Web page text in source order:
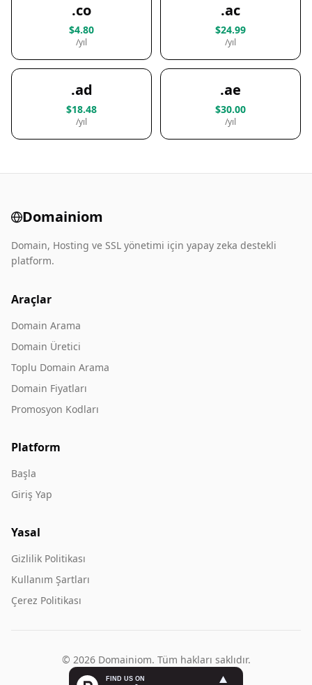
.co
$4.80
/yıl
.ac
$24.99
/yıl
.ad
$18.48
/yıl
.ae
$30.00
/yıl
Domainiom
Domain, Hosting ve SSL yönetimi için yapay zeka destekli
platform.
Araçlar
Domain Arama
Domain Üretici
Toplu Domain Arama
Domain Fiyatları
Promosyon Kodları
Platform
Başla
Giriş Yap
Yasal
Gizlilik Politikası
Kullanım Şartları
Çerez Politikası
© 2026 Domainiom. Tüm hakları saklıdır.